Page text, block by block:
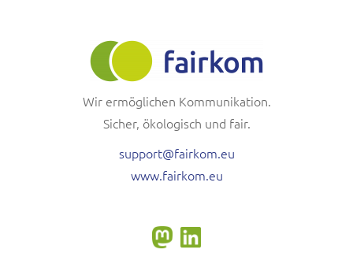
Wir ermöglichen Kommunikation.
Sicher, ökologisch und fair.
support@fairkom.eu
www.fairkom.eu